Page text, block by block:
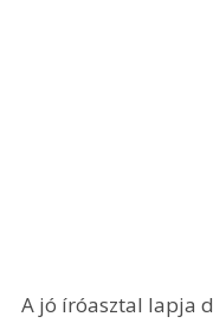
A jó íróasztal lapja